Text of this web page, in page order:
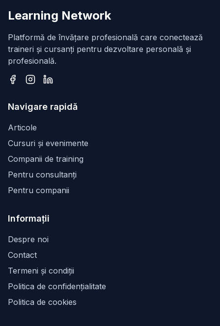
Learning Network
Platformă de învățare profesională care conectează
traineri și cursanți pentru dezvoltare personală și
profesională.
Navigare rapidă
Articole
Cursuri și evenimente
Companii de training
Pentru consultanți
Pentru companii
Informații
Despre noi
Contact
Termeni și condiții
Politica de confidențialitate
Politica de cookies